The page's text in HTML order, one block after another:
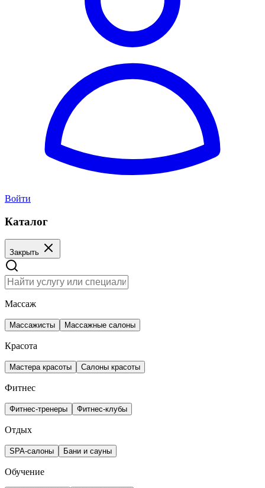
Войти
Каталог
Закрыть
Массаж
Массажисты Массажные салоны
Красота
Мастера красоты Салоны красоты
Фитнес
Фитнес-тренеры Фитнес-клубы
Отдых
SPA-салоны Бани и сауны
Обучение